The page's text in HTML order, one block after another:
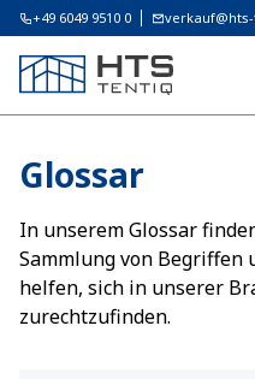
+49 6049 9510 0
Glossar
In unserem Glossar
Sammlung von
helfen, sich in unserer
zurechtzufinden.